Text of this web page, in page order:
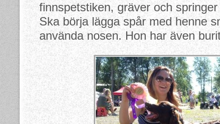
finnspetstiken, gräver och
Ska börja lägga spår med henne
använda nosen. Hon har även